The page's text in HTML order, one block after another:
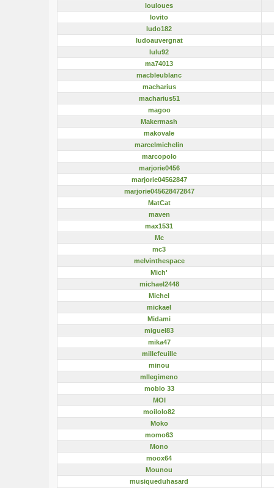
louloues
lovito
ludo182
ludoauvergnat
lulu92
ma74013
macbleublanc
macharius
macharius51
magoo
Makermash
makovale
marcelmichelin
marcopolo
marjorie0456
marjorie04562847
marjorie045628472847
MatCat
maven
max1531
Mc
mc3
melvinthespace
Mich'
michael2448
Michel
mickael
Midami
miguel83
mika47
millefeuille
minou
mllegimeno
moblo 33
MOI
moilolo82
Moko
momo63
Mono
moox64
Mounou
musiqueduhasard